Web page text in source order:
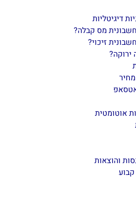
דיגיטליות
מס קבלה?
זיכוי?
אוטומטית
והוצאות